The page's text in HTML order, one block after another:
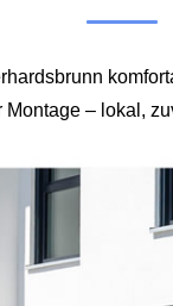
– lokal,